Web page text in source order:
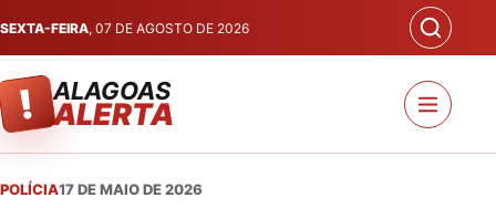
SEXTA-FEIRA, 07 DE AGOSTO DE 2026
! ALAGOAS
ALERTA
POLÍCIA17 DE MAIO DE 2026